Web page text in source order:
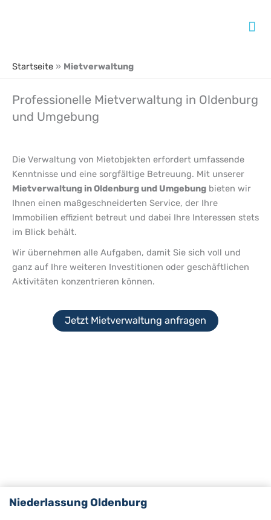
Startseite » Mietverwaltung
Professionelle Mietverwaltung in Oldenburg
und Umgebung
Die Verwaltung von Mietobjekten erfordert umfassende
Kenntnisse und eine sorgfältige Betreuung. Mit unserer
Mietverwaltung in Oldenburg und Umgebung bieten wir
Ihnen einen maßgeschneiderten Service, der Ihre
Immobilien effizient betreut und dabei Ihre Interessen stets
im Blick behält.
Wir übernehmen alle Aufgaben, damit Sie sich voll und
ganz auf Ihre weiteren Investitionen oder geschäftlichen
Aktivitäten konzentrieren können.
Jetzt Mietverwaltung anfragen
Niederlassung Oldenburg